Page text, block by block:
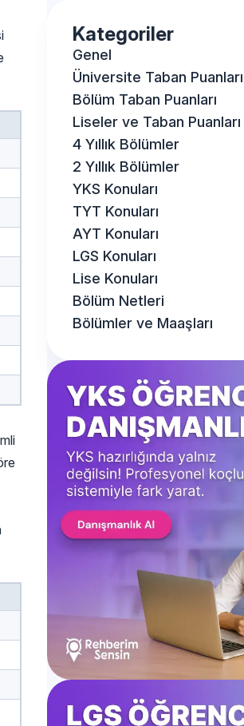
Kategoriler
Genel
Üniversite Taban Puanları
Bölüm Taban Puanları
Liseler ve Taban Puanları
4 Yıllık Bölümler
2 Yıllık Bölümler
TYT Konuları
AYT Konuları